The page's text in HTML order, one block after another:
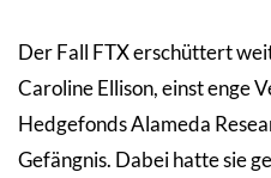
Der Fall FTX erschüttert
Caroline Ellison, einst enge
Hedgefonds Alameda
Gefängnis. Dabei hatte sie